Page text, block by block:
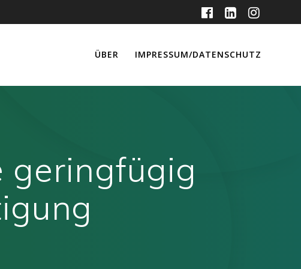
ÜBER IMPRESSUM/DATENSCHUTZ
geringfügig